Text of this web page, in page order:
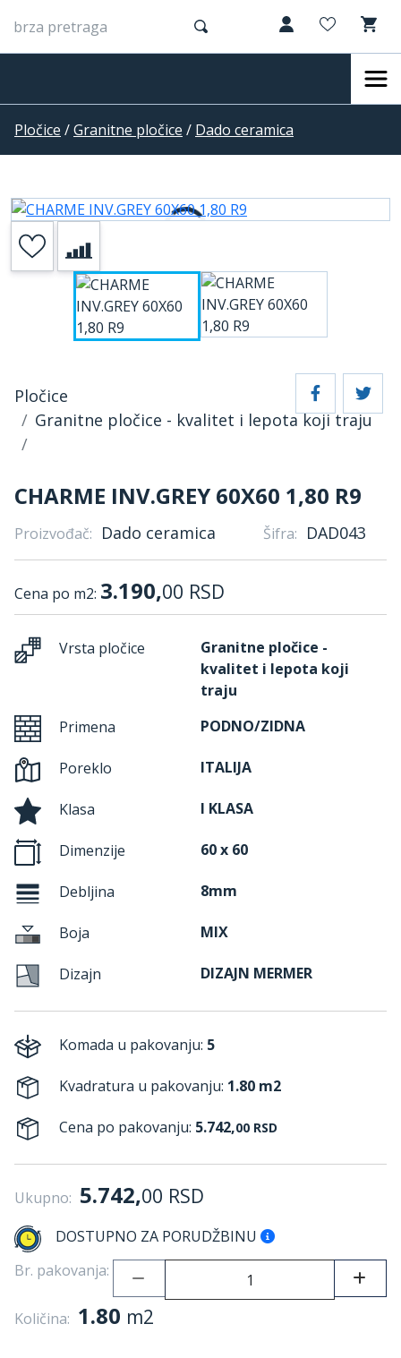
Pločice /Granitne pločice / Dado ceramica
Pločice
Granitne pločice - kvalitet i lepota koji traju
CHARME INV.GREY 60X60 1,80 R9
Proizvođač: Dado ceramica Šifra: DAD043
Cena po m2: 3.190,00 RSD
Vrsta pločice
Granitne pločice -
kvalitet i lepota koji
traju
Primena
PODNO/ZIDNA
Poreklo ITALIJA
Klasa I KLASA
Dimenzije 60 x 60
Debljina 8mm
Boja MIX
Dizajn DIZAJN MERMER
Komada u pakovanju: 5
Kvadratura u pakovanju: 1.80 m2
Cena po pakovanju: 5.742,00 RSD
Ukupno: 5.742,00 RSD
DOSTUPNO ZA PORUDŽBINU
Br. pakovanja:
Količina: 1.80 m2